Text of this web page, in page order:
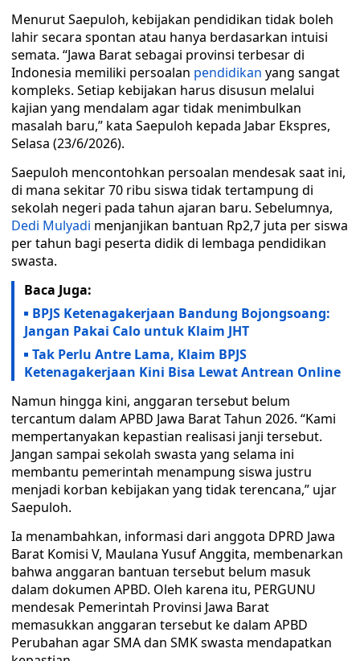
Menurut Saepuloh, kebijakan pendidikan tidak boleh
lahir secara spontan atau hanya berdasarkan intuisi
semata. “Jawa Barat sebagai provinsi terbesar di
Indonesia memiliki persoalan pendidikan yang sangat
kompleks. Setiap kebijakan harus disusun melalui
kajian yang mendalam agar tidak menimbulkan
masalah baru,” kata Saepuloh kepada Jabar Ekspres,
Selasa (23/6/2026).
Saepuloh mencontohkan persoalan mendesak saat ini,
di mana sekitar 70 ribu siswa tidak tertampung di
sekolah negeri pada tahun ajaran baru. Sebelumnya,
Dedi Mulyadi menjanjikan bantuan Rp2,7 juta per siswa
per tahun bagi peserta didik di lembaga pendidikan
swasta.
Baca Juga:
BPJS Ketenagakerjaan Bandung Bojongsoang:
Jangan Pakai Calo untuk Klaim JHT
Tak Perlu Antre Lama, Klaim BPJS
Ketenagakerjaan Kini Bisa Lewat Antrean Online
Namun hingga kini, anggaran tersebut belum
tercantum dalam APBD Jawa Barat Tahun 2026. “Kami
mempertanyakan kepastian realisasi janji tersebut.
Jangan sampai sekolah swasta yang selama ini
membantu pemerintah menampung siswa justru
menjadi korban kebijakan yang tidak terencana,” ujar
Saepuloh.
Ia menambahkan, informasi dari anggota DPRD Jawa
Barat Komisi V, Maulana Yusuf Anggita, membenarkan
bahwa anggaran bantuan tersebut belum masuk
dalam dokumen APBD. Oleh karena itu, PERGUNU
mendesak Pemerintah Provinsi Jawa Barat
memasukkan anggaran tersebut ke dalam APBD
Perubahan agar SMA dan SMK swasta mendapatkan